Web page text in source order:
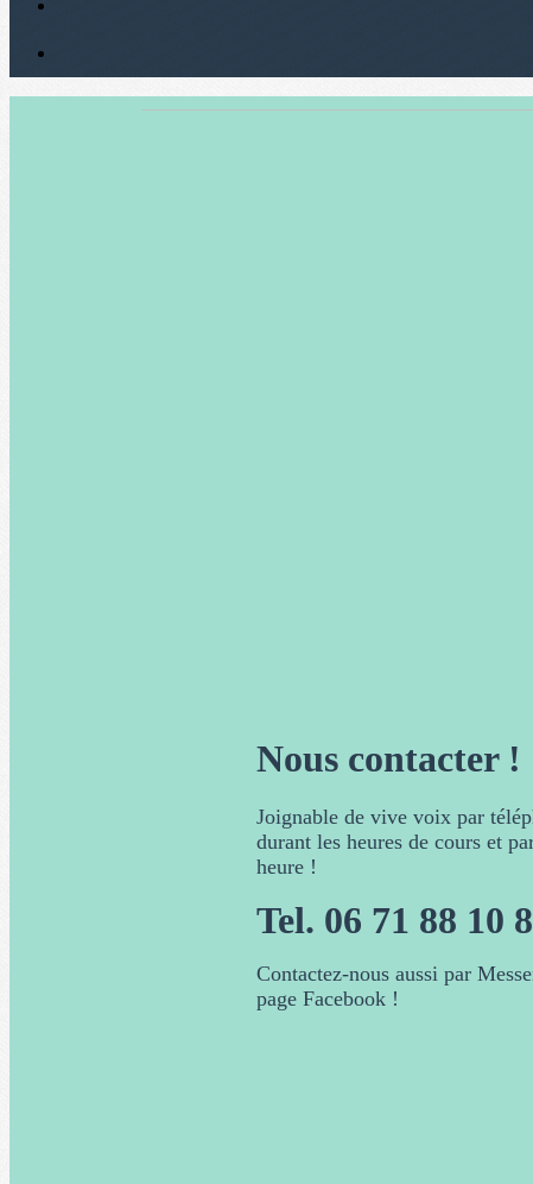
Nous contacter !
Joignable de vive voix par
durant les heures de cours et
heure !
Tel. 06 71 88 10
Contactez-nous aussi par
page Facebook !